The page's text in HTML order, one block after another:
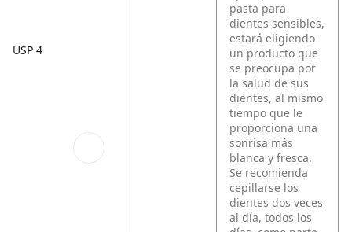
USP 4
pasta para
dientes sensibles,
estará eligiendo
un producto que
se preocupa por
la salud de sus
dientes, al mismo
tiempo que le
proporciona una
sonrisa más
blanca y fresca.
Se recomienda
cepillarse los
dientes dos veces
al día, todos los